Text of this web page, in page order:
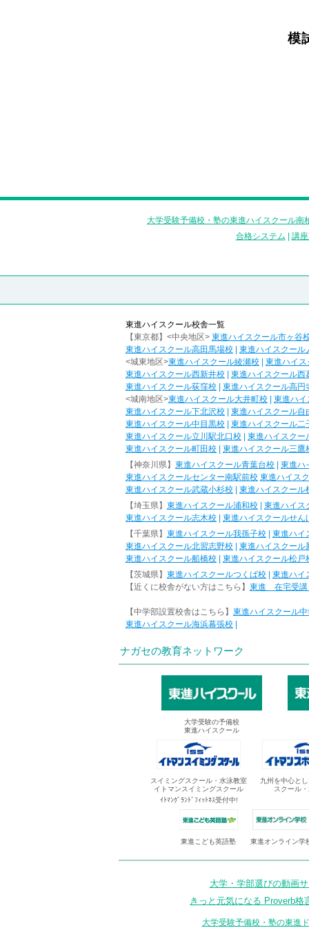
模
大学受験予備校・塾の東進ハイスクール南
合格システム
講
東進ハイスクール校舎一覧
【東京都】<中央地区> 東進ハイスクール市ヶ谷
東進ハイスクール高田馬場校
東進ハイスクール
<城東地区>東進ハイスクール綾瀬校
東進ハイ
東進ハイスクール西新井校
東進ハイスクール西
東進ハイスクール荻窪校
東進ハイスクール高円
<城南地区>東進ハイスクール大井町校
東進ハイ
東進ハイスクール下北沢校
東進ハイスクール自
東進ハイスクール中目黒校
東進ハイスクール二
東進ハイスクール立川駅北口校
東進ハイスクー
東進ハイスクール町田校
東進ハイスクール三鷹
【神奈川県】 東進ハイスクール青葉台校
東進ハ
東進ハイスクールセンター南駅前校 東進ハイス
東進ハイスクール武蔵小杉校
東進ハイスクール
【埼玉県】 東進ハイスクール浦和校
東進ハイス
東進ハイスクール志木校
東進ハイスクールせん
【千葉県】 東進ハイスクール我孫子校
東進ハイ
東進ハイスクール北習志野校
東進ハイスクール
東進ハイスクール船橋校
東進ハイスクール松戸
【茨城県】 東進ハイスクールつくば校
東進ハイ
【近くに校舎がない方はこちら】 東進 在宅受講
【中学部設置校舎はこちら】 東進ハイスクール
東進ハイスクール海浜幕張校
ナガセの教育ネットワーク
大学受験の予備校
東進ハイスクール
スイミングスクール・水泳教室
イトマンスイミングスクール
ｲﾄﾏﾝｸﾞﾗﾝﾄﾞﾌｨｯﾄﾈｽ受付中!
九州を中心と
スクール
東進こども英語塾 東進オンライン学
大学・学部選びの動画
きっと元気になる Proverb格
大学受験予備校・塾の東進